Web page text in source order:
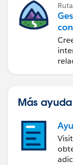
Ruta
Más ayuda